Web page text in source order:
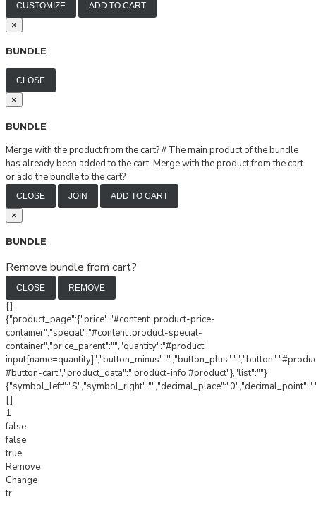
CUSTOMIZE ADD TO CART
×
BUNDLE
CLOSE
×
BUNDLE
Merge with the product from the cart?// The main product of the bundle
has already been added to the cart. Merge with the product from the cart
or add the bundle to the cart?
CLOSE JOIN ADD TO CART
×
BUNDLE
Remove bundle from cart?
CLOSE REMOVE
[]
{"product_page":{"price":"#content .product-price-
container","special":"#content .product-special-
container","price_parent":"","quantity":"#product
#button-cart","product_data":".product-info #product"},"list":""}
[]
1
false
false
true
Remove
Change
tr